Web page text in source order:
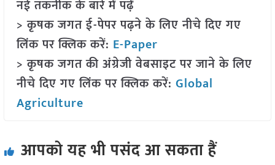
नई तकनीक के बारे में पढ़ें
> कृषक जगत ई-पेपर पढ़ने के लिए नीचे दिए गए
लिंक पर क्लिक करें: E-Paper
> कृषक जगत की अंग्रेजी वेबसाइट पर जाने के लिए
नीचे दिए गए लिंक पर क्लिक करें: Global
Agriculture
आपको यह भी पसंद आ सकता हैं